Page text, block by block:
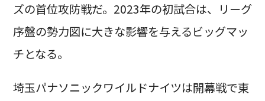
ズの首位攻防戦だ。2023年の初試合は、リーグ
序盤の勢力図に大きな影響を与えるビッグマッ
チとなる。
埼玉パナソニックワイルドナイツは開幕戦で東